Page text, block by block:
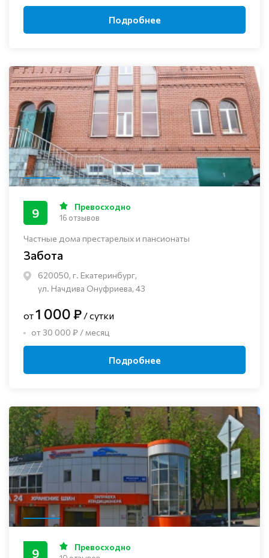
Подробнее
Частные дома престарелых и пансионаты
Забота
620050, г. Екатеринбург,
ул. Начдива Онуфриева, 43
9 Превосходно
16 отзывов
от1 000 ₽ / сутки
от 30 000 ₽ / месяц
Подробнее
9 Превосходно